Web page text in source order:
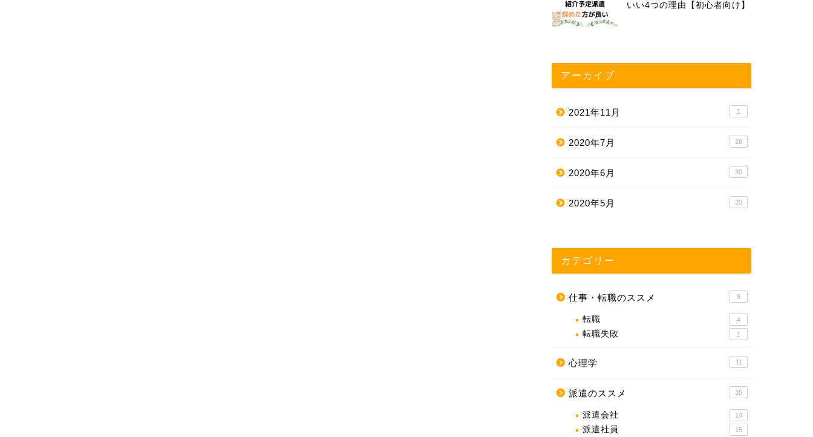
いい4つの理由【初心者向け】
アーカイブ
2021年11月 1
2020年7月 28
2020年6月 30
2020年5月 20
カテゴリー
仕事・転職のススメ 9
転職 4
転職失敗 1
心理学 11
派遣のススメ 35
派遣会社 14
派遣社員 15